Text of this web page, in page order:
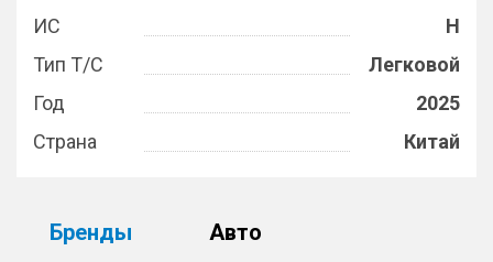
ИС
H
Тип Т/С
Легковой
Год
2025
Страна
Китай
Бренды
Авто